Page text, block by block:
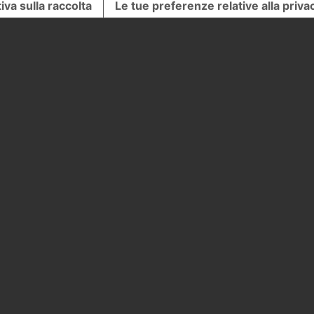
sulla raccolta Le tue preferenze relative alla